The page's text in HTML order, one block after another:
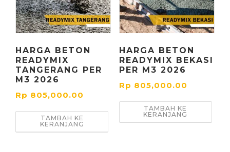
HARGA BETON
READYMIX
TANGERANG PER
M3 2026
Rp 805,000.00
TAMBAH KE
KERANJANG
HARGA BETON
READYMIX BEKASI
PER M3 2026
Rp 805,000.00
TAMBAH KE
KERANJANG